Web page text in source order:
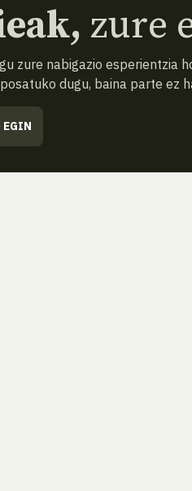
zure
zure nabigazio esperientzia
dugu, baina parte ez
EGIN